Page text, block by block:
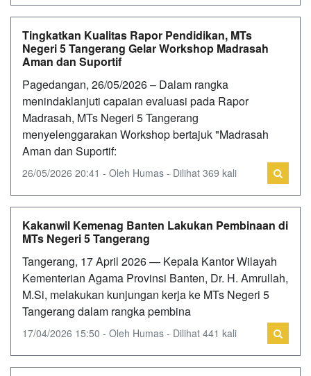
Tingkatkan Kualitas Rapor Pendidikan, MTs
Negeri 5 Tangerang Gelar Workshop Madrasah
Aman dan Suportif
Pagedangan, 26/05/2026 – Dalam rangka
menindaklanjuti capaian evaluasi pada Rapor
Madrasah, MTs Negeri 5 Tangerang
menyelenggarakan Workshop bertajuk "Madrasah
Aman dan Suportif:
26/05/2026 20:41 - Oleh Humas - Dilihat 369 kali
Kakanwil Kemenag Banten Lakukan Pembinaan di
MTs Negeri 5 Tangerang
Tangerang, 17 April 2026 — Kepala Kantor Wilayah
Kementerian Agama Provinsi Banten, Dr. H. Amrullah,
M.Si, melakukan kunjungan kerja ke MTs Negeri 5
Tangerang dalam rangka pembina
17/04/2026 15:50 - Oleh Humas - Dilihat 441 kali